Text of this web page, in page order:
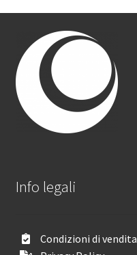
Info legali
Condizioni di vendita